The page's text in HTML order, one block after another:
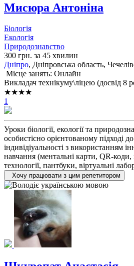
Мисюра Антоніна
Біологія
Екологія
Природознавство
300 грн. за 45 хвилин
Дніпро, Дніпровська область,
Місце занять: Онлайн
Викладач технікуму\ліцею (досвід 8
★★★★
1
Уроки біології, екології та
особистісно орієнтованому підході
індивідіуальності з використанням
навчання (ментальні карти, QR-
технології, пантбуки, віртуальні
Хочу працювати з цим репетитором